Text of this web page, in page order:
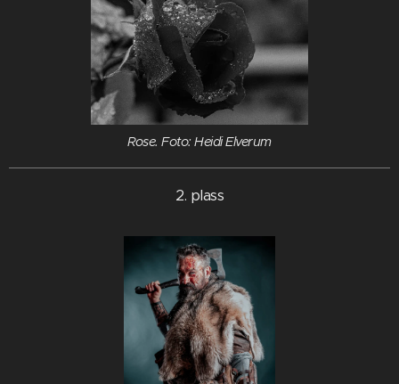
Rose. Foto: Heidi Elverum
2. plass